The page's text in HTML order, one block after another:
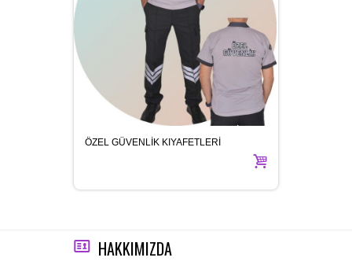
ÖZEL GÜVENLİK KIYAFETLERİ
HAKKIMIZDA